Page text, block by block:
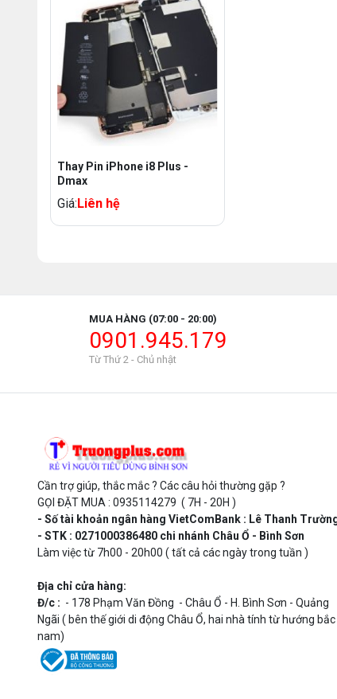
Thay Pin iPhone i8 Plus -
Dmax
Giá:Liên hệ
MUA HÀNG (07:00 - 20:00)
0901.945.179
Từ Thứ 2 - Chủ nhật
Cần trợ giúp, thắc mắc ? Các câu hỏi thường gặp ?
GỌI ĐẶT MUA : 0935114279 ( 7H - 20H )
- Số tài khoản ngân hàng VietComBank : Lê Thanh
- STK : 0271000386480 chi nhánh Châu Ổ - Bình Sơn
Làm việc từ 7h00 - 20h00 ( tất cả các ngày trong tuần )
Địa chỉ cửa hàng:
Đ/c : - 178 Phạm Văn Đồng - Châu Ổ - H. Bình Sơn - Quảng
Ngãi ( bên thế giới di động Châu Ổ, hai nhà tính từ hướng bắc
nam)